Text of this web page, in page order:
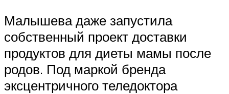
Малышева даже запустила
собственный проект доставки
продуктов для диеты мамы после
родов. Под маркой бренда
эксцентричного теледоктора